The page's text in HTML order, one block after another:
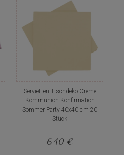
Servietten Tischdeko Creme
Kommunion Konfirmation
Sommer Party 40x40 cm 20
Stück
6,40 €